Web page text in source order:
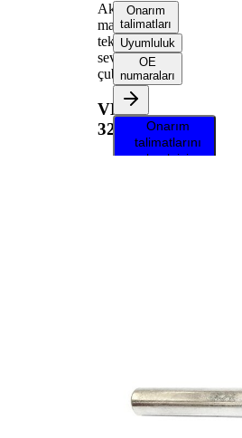
Aksiyel
mafsal,
tekerlek
sevk
çubuğu
VKDY
323014
Onarım
talimatları
Uyumluluk
OE
numaraları
Onarım
talimatlarını
almak için